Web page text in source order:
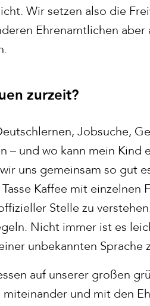
Wir setzen also die
Ehrenamtlichen
zurzeit?
Jobsuche,
– und wo kann mein Kind
uns gemeinsam so gut
Kaffee mit einzelnen
Stelle zu
Nicht immer ist es
unbekannten Sprache
auf unserer großen
und mit den